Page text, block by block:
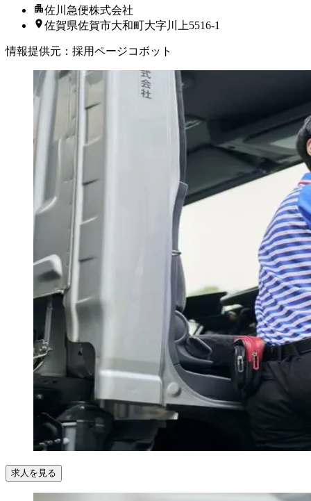
佐川急便株式会社
佐賀県佐賀市大和町大字川上5516-1
情報提供元 ： 採用ページコボット
求人を見る